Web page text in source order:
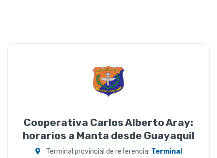
Cooperativa Carlos Alberto Aray:
horarios a Manta desde Guayaquil
Terminal provincial de referencia: Terminal